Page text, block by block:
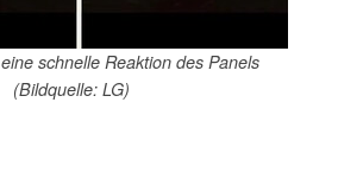
schnelle Reaktion des Panels
(Bildquelle: LG)